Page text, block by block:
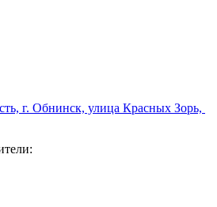
г. Обнинск, улица Красных Зорь,